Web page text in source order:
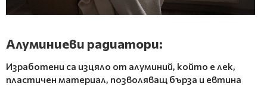
Алуминиеви радиатори:
Изработени са изцяло от алуминий, който е лек,
пластичен материал, позволяващ бърза и евтина